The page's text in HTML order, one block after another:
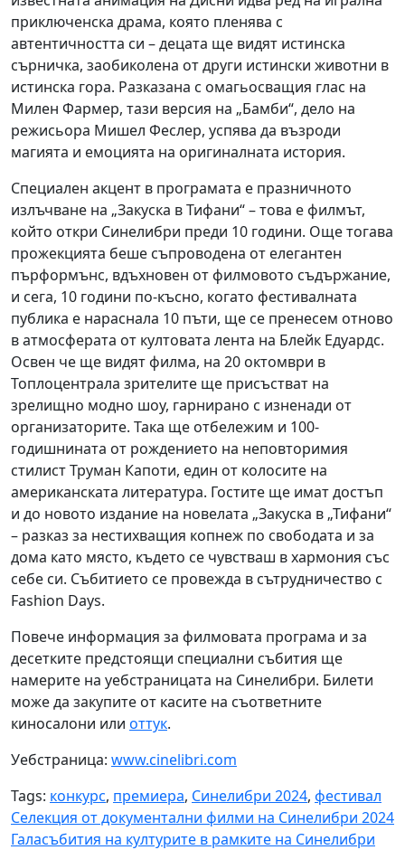
приключенска драма, която пленява с
автентичността си – децата ще видят истинска
сърничка, заобиколена от други истински животни в
истинска гора. Разказана с омагьосващия глас на
Милен Фармер, тази версия на „Бамби“, дело на
режисьора Мишел Феслер, успява да възроди
магията и емоцията на оригиналната история.
Специален акцент в програмата е празничното
излъчване на „Закуска в Тифани“ – това е филмът,
който откри Синелибри преди 10 години. Още тогава
прожекцията беше съпроводена от елегантен
пърформънс, вдъхновен от филмовото съдържание,
и сега, 10 години по-късно, когато фестивалната
публика е нараснала 10 пъти, ще се пренесем отново
в атмосферата от култовата лента на Блейк Едуардс.
Освен че ще видят филма, на 20 октомври в
Топлоцентрала зрителите ще присъстват на
зрелищно модно шоу, гарнирано с изненади от
организаторите. Така ще отбележим и 100-
годишнината от рождението на неповторимия
стилист Труман Капоти, един от колосите на
американската литература. Гостите ще имат достъп
и до новото издание на новелата „Закуска в „Тифани“
– разказ за нестихващия копнеж по свободата и за
дома като място, където се чувстваш в хармония със
себе си. Събитието се провежда в сътрудничество с
Fashion Days.
Повече информация за филмовата програма и за
десетките предстоящи специални събития ще
намерите на уебстраницата на Синелибри. Билети
може да закупите от касите на съответните
киносалони или оттук.
Уебстраница: www.cinelibri.com
Tags: конкурс, премиера, Синелибри 2024, фестивал
Навигация
Селекция от документални филми на Синелибри 2024
Галасъбития на културите в рамките на Синелибри